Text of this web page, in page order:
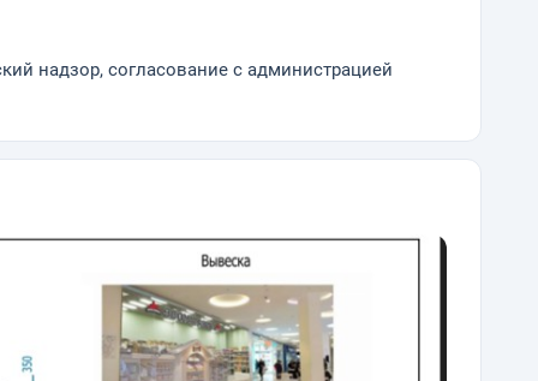
надзор, согласование с администрацией